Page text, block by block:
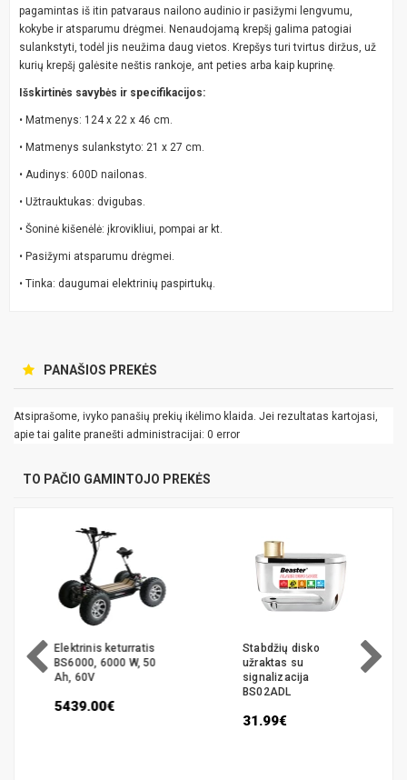
pagamintas iš itin patvaraus nailono audinio ir pasižymi lengvumu,
kokybe ir atsparumu drėgmei. Nenaudojamą krepšį galima patogiai
sulankstyti, todėl jis neužima daug vietos. Krepšys turi tvirtus diržus, už
kurių krepšį galėsite neštis rankoje, ant peties arba kaip kuprinę.
Išskirtinės savybės ir specifikacijos:
• Matmenys: 124 x 22 x 46 cm.
• Matmenys sulankstyto: 21 x 27 cm.
• Audinys: 600D nailonas.
• Užtrauktukas: dvigubas.
• Šoninė kišenėlė: įkrovikliui, pompai ar kt.
• Pasižymi atsparumu drėgmei.
• Tinka: daugumai elektrinių paspirtukų.
PANAŠIOS PREKĖS
Atsiprašome, ivyko panašių prekių ikėlimo klaida. Jei rezultatas kartojasi,
apie tai galite pranešti administracijai: 0 error
TO PAČIO GAMINTOJO PREKĖS
Elektrinis keturratis
BS6000, 6000 W, 50
Ah, 60V
5439.00€
Stabdžių disko
užraktas su
signalizacija
BS02ADL
31.99€